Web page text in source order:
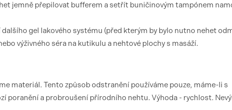
jemně přepilovat bufferem a setřít buničinovým tampónem
gel lakového systému (před kterým by bylo nutno nehet
výživného séra na kutikulu a nehtové plochy s masáží.
materiál. Tento způsob odstranění používáme pouze, máme-li s
poranění a probroušení přírodního nehtu. Výhoda - rychlost.